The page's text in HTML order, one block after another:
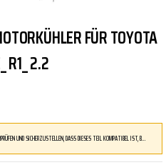
FÜR TOYOTA
R1_ 2.2
DRÜCKEN SIE AUF DEN BUTTON, UM IHR FAHRZEUG ZU ÜBERPRÜFEN UND SICHERZUSTELLEN, DASS DIESES TEIL KOMPATIBEL IST, BEVOR SIE ES BESTELLEN